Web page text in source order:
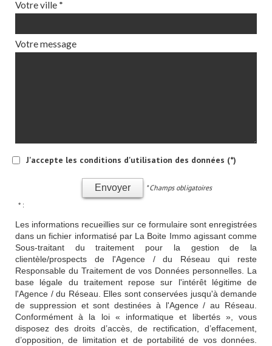
Votre ville *
Votre message
J'accepte les conditions d'utilisation des données (*)
Envoyer * Champs obligatoires
* :
Les informations recueillies sur ce formulaire sont enregistrées
dans un fichier informatisé par La Boite Immo agissant comme
Sous-traitant du traitement pour la gestion de la
clientèle/prospects de l'Agence / du Réseau qui reste
Responsable du Traitement de vos Données personnelles. La
base légale du traitement repose sur l'intérêt légitime de
l'Agence / du Réseau. Elles sont conservées jusqu'à demande
de suppression et sont destinées à l'Agence / au Réseau.
Conformément à la loi « informatique et libertés », vous
disposez des droits d’accès, de rectification, d’effacement,
d’opposition, de limitation et de portabilité de vos données.